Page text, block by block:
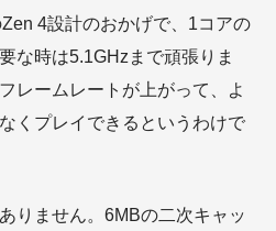
4設計のおかげで、1コアの
な時は5.1GHzまで頑張りま
レームレートが上がって、よ
くプレイできるというわけで
りません。6MBの二次キャッ